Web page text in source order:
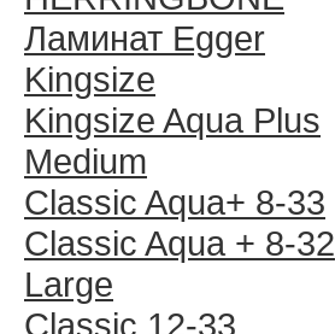
Ламинат Egger
Kingsize
Kingsize Aqua Plus
Medium
Classic Aqua+ 8-33
Classic Aqua + 8-32
Large
Classic 12-33